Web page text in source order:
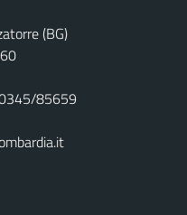
(BG)
85659